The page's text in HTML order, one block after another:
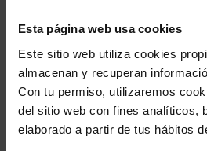
Esta página web usa cookies
Este sitio web utiliza cookies
almacenan y recuperan
Con tu permiso, utilizaremos
del sitio web con fines analíticos,
elaborado a partir de tus hábitos